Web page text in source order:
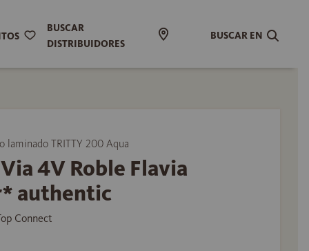
BUSCAR
DISTRIBUIDORES
BUSCAR EN
laminado TRITTY 200 Aqua
4V Roble Flavia
authentic
Connect